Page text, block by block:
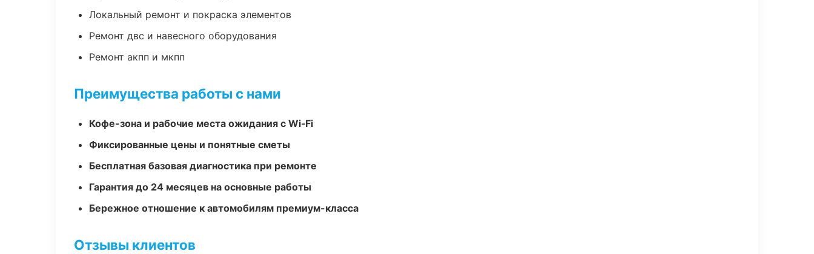
Локальный ремонт и покраска элементов
Ремонт двс и навесного оборудования
Ремонт акпп и мкпп
Преимущества работы с нами
Кофе-зона и рабочие места ожидания с Wi‑Fi
Фиксированные цены и понятные сметы
Бесплатная базовая диагностика при ремонте
Гарантия до 24 месяцев на основные работы
Бережное отношение к автомобилям премиум-класса
Отзывы клиентов